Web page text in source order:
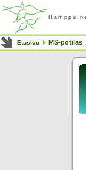
Etusivu MS-potilas